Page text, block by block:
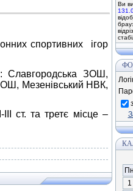
спортивних ігор
Славгородська ЗОШ,
Мезенівський НВК,
ст. та третє місце –
Ви
Пн
1